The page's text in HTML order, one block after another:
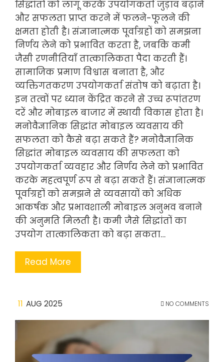
सिद्धांतों को लागू करके उपयोगकर्ता जुड़ाव बढ़ाने
और सफलता प्राप्त करने में फलने-फूलने की
क्षमता होती है। संज्ञानात्मक पूर्वाग्रहों को समझना
निर्णय लेने को प्रभावित करता है, जबकि कमी
जैसी रणनीतियाँ तात्कालिकता पैदा करती हैं।
सामाजिक प्रमाण विश्वास बनाता है, और
व्यक्तिगतकरण उपयोगकर्ता संतोष को बढ़ाता है।
इन तत्वों पर ध्यान केंद्रित करने से उच्च रूपांतरण
दरें और मोबाइल बाजार में स्थायी विकास होता है।
मनोवैज्ञानिक सिद्धांत मोबाइल व्यवसाय की
सफलता को कैसे बढ़ा सकते हैं? मनोवैज्ञानिक
सिद्धांत मोबाइल व्यवसाय की सफलता को
उपयोगकर्ता व्यवहार और निर्णय लेने को प्रभावित
करके महत्वपूर्ण रूप से बढ़ा सकते हैं। संज्ञानात्मक
पूर्वाग्रहों को समझने से व्यवसायों को अधिक
आकर्षक और प्रभावशाली मोबाइल अनुभव बनाने
की अनुमति मिलती है। कमी जैसे सिद्धांतों का
उपयोग तात्कालिकता को बढ़ा सकता…
Read More
11 AUG 2025 NO COMMENTS